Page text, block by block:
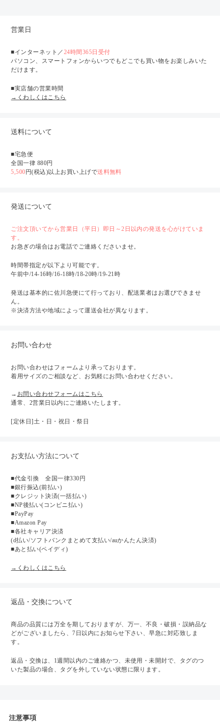
営業日
■インターネット／ 24時間365日受付
パソコン、スマートフォンからいつでもどこでも買い物をお楽しみいた
だけます。
■実店舗の営業時間
→くわしくはこちら
送料について
■宅急便
全国一律 880円
5,500 円(税込)以上お買い上げで送料無料
発送について
ご注文頂いてから営業日（平日）即日～2日以内の発送を心がけていま
す。
お急ぎの場合はお電話でご連絡くださいませ。
時間帯指定が以下より可能です。
午前中/14-16時/16-18時/18-20時/19-21時
発送は基本的に佐川急便にて行っており、配送業者はお選びできませ
ん。
※決済方法や地域によって運送会社が異なります。
お問い合わせ
お問い合わせはフォームより承っております。
着用サイズのご相談など、お気軽にお問い合わせください。
→ お問い合わせフォームはこちら
通常、2営業日以内にご連絡いたします。
[定休日]土・日・祝日・祭日
お支払い方法について
■代金引換 全国一律330円
■銀行振込(前払い)
■クレジット決済(一括払い)
■NP後払い(コンビニ払い)
■PayPay
■Amazon Pay
■各社キャリア決済
(d払い/ソフトバンクまとめて支払い/auかんたん決済)
■あと払い(ペイディ)
→くわしくはこちら
返品・交換について
商品の品質には万全を期しておりますが、万一、不良・破損・誤納品な
どがございましたら、7日以内にお知らせ下さい、早急に対応致しま
す。
返品・交換は、1週間以内のご連絡かつ、未使用・未開封で、タグのつ
いた製品の場合、タグを外していない状態に限ります。
注意事項